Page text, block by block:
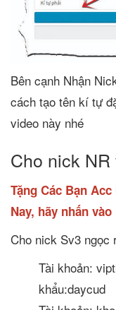
Bên cạnh Nhận
cách tạo tên kí tự
video này nhé
Cho nick
Tặng Các Bạn
Nay, hãy nhấn
Cho nick Sv3 ngọc
Tài khoản:
khẩu:daycud